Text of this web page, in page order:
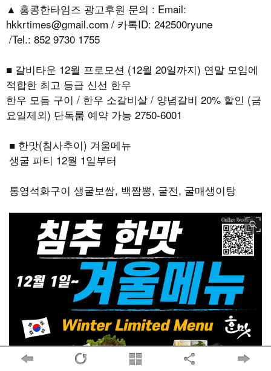
▲ 홍콩한타임즈 광고후원 문의 : Email:
hkkrtimes@gmail.com / 카톡ID: 242500ryune
/Tel.: 852 9730 1755
■ 갈비타운 12월 프로모션 (12월 20일까지) 연말 모임에
적합한 최고 등급 신선 한우
한우 모듬 구이 / 한우 소갈비살 / 양념갈비 20% 할인 (금
요일제외) 단독룸 예약 가능 2750-6001
■ 한맛(침사추이) 겨울메뉴
생굴 파티 12월 1일부터
통영석화구이 생굴보쌈, 백짬뽕, 굴전, 굴매생이탕